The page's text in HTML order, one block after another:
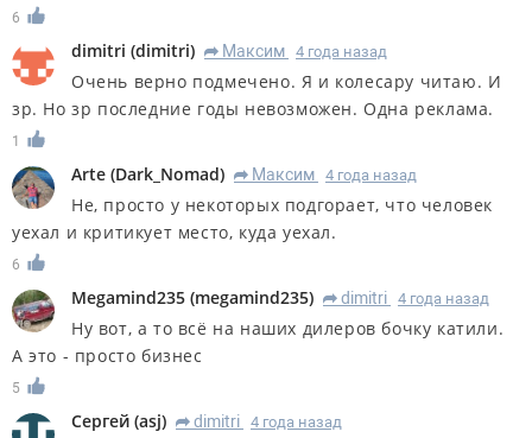
6
dimitri (dimitri) R Максим 4 года назад
Очень верно подмечено. Я и колесару читаю. И
зр. Но зр последние годы невозможен. Одна реклама.
1
Arte (Dark_Nomad) R Максим 4 года назад
Не, просто у некоторых подгорает, что человек
уехал и критикует место, куда уехал.
6
Megamind235 (megamind235) R dimitri 4 года назад
Ну вот, а то всё на наших дилеров бочку катили.
А это - просто бизнес
5
Сергей (asj) R dimitri 4 года назад